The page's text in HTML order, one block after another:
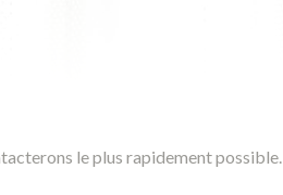
le plus rapidement possible.